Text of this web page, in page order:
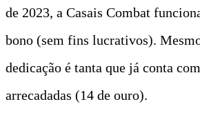
de 2023, a Casais Combat
bono (sem fins lucrativos).
dedicação é tanta que já conta
arrecadadas (14 de ouro).